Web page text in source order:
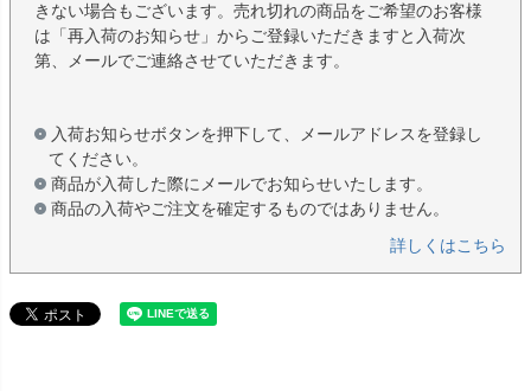
きない場合もございます。売れ切れの商品をご希望のお客様
は「再入荷のお知らせ」からご登録いただきますと入荷次
第、メールでご連絡させていただきます。
入荷お知らせボタンを押下して、メールアドレスを登録し
てください。
商品が入荷した際にメールでお知らせいたします。
商品の入荷やご注文を確定するものではありません。
詳しくはこちら